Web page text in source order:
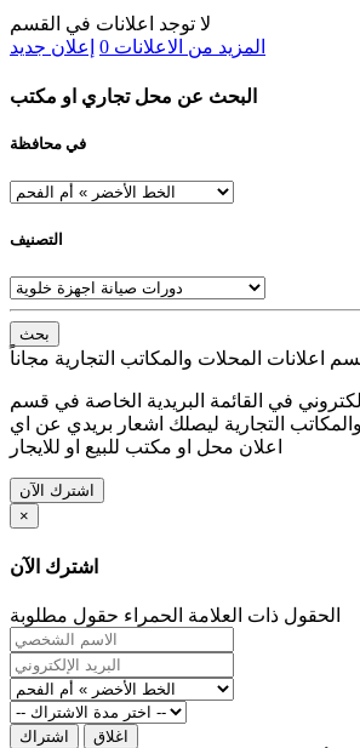
لا توجد اعلانات في القسم
المزيد من الاعلانات 0 إعلان جديد
البحث عن محل تجاري او مكتب
في محافظة
التصنيف
بحث
في القائمة البريدية الخاصة في قسم
والمكاتب التجارية ليصلك اشعار بريدي عن اي
اعلان محل او مكتب للبيع او للايجار
اشترك الآن
×
اشترك الآن
الحقول ذات العلامة الحمراء حقول مطلوبة
اشتراك اغلاق